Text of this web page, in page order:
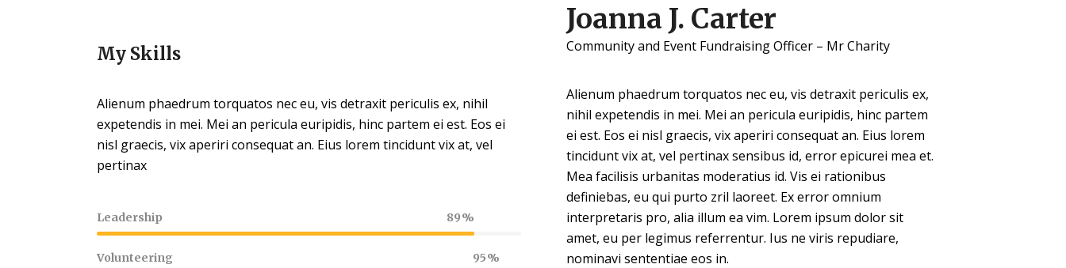
My Skills
Alienum phaedrum torquatos nec eu, vis detraxit periculis ex, nihil
expetendis in mei. Mei an pericula euripidis, hinc partem ei est. Eos ei
nisl graecis, vix aperiri consequat an. Eius lorem tincidunt vix at, vel
pertinax
Leadership 89
Volunteering 95
Joanna J. Carter
Community and Event Fundraising Officer – Mr Charity
Alienum phaedrum torquatos nec eu, vis detraxit periculis ex,
nihil expetendis in mei. Mei an pericula euripidis, hinc partem
ei est. Eos ei nisl graecis, vix aperiri consequat an. Eius lorem
tincidunt vix at, vel pertinax sensibus id, error epicurei mea et.
Mea facilisis urbanitas moderatius id. Vis ei rationibus
definiebas, eu qui purto zril laoreet. Ex error omnium
interpretaris pro, alia illum ea vim. Lorem ipsum dolor sit
amet, eu per legimus referrentur. Ius ne viris repudiare,
nominavi sententiae eos in.